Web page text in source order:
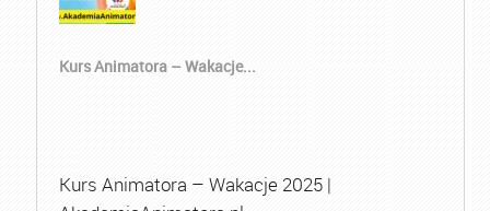
Kurs Animatora – Wakacje...
Kurs Animatora – Wakacje 2025 |